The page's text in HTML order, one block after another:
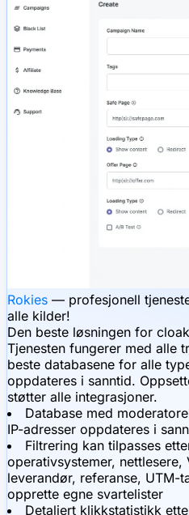
Rokies — profesjonell
alle kilder!
Den beste løsningen for
Tjenesten fungerer med alle
beste databasene for alle
oppdateres i sanntid.
støtter alle integrasjoner.
Database med
IP-adresser oppdateres i
Filtrering kan tilpasses
operativsystemer, nettlesere,
leverandør, referanse, UTM-
opprette egne svartelister
Detaljert klikkstatistikk